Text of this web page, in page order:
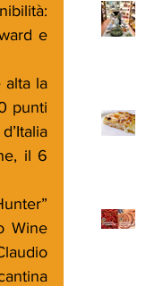
e
alta la
punti
il 6
Wine